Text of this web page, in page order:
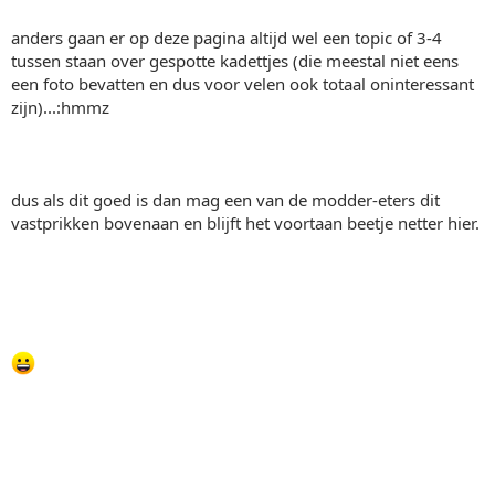
anders gaan er op deze pagina altijd wel een topic of 3-4
tussen staan over gespotte kadettjes (die meestal niet eens
een foto bevatten en dus voor velen ook totaal oninteressant
zijn)...:hmmz
dus als dit goed is dan mag een van de modder-eters dit
vastprikken bovenaan en blijft het voortaan beetje netter hier.